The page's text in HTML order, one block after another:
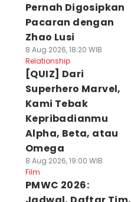
Pernah Digosipkan
Pacaran dengan
Zhao Lusi
8 Aug 2026, 18:20 WIB
Relationship
[QUIZ] Dari
Superhero Marvel,
Kami Tebak
Kepribadianmu
Alpha, Beta, atau
Omega
8 Aug 2026, 19:00 WIB
Film
PMWC 2026: